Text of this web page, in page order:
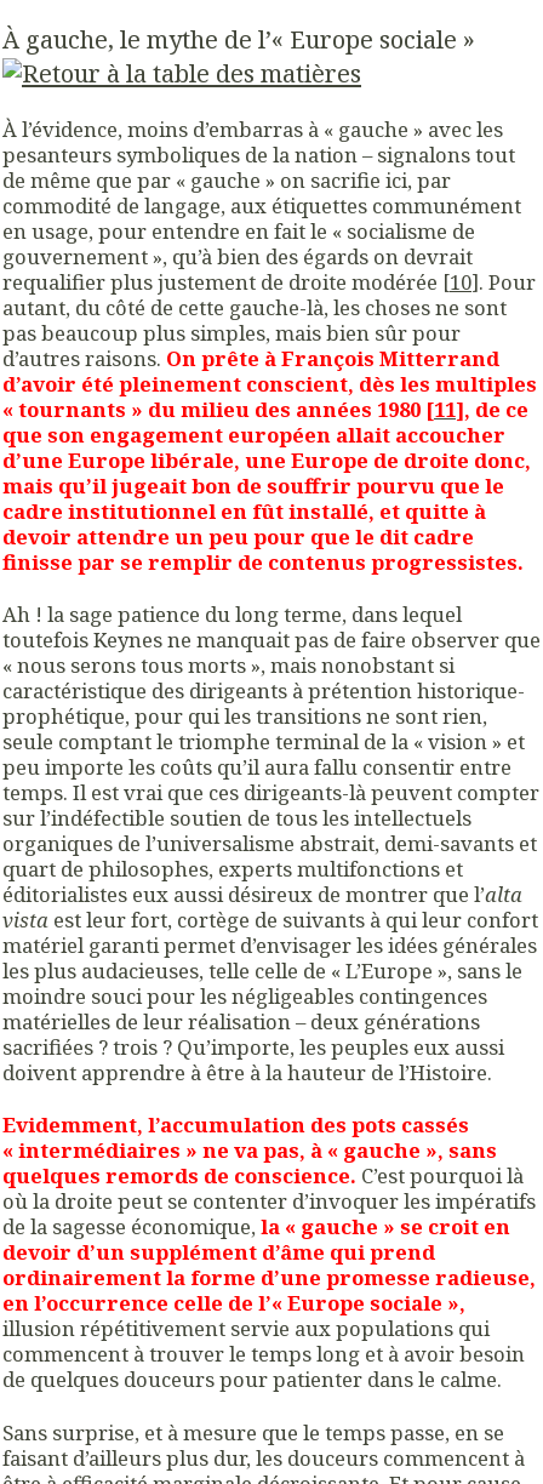
À gauche, le mythe de l’« Europe sociale »
À l’évidence, moins d’embarras à « gauche » avec les
pesanteurs symboliques de la nation – signalons tout
de même que par « gauche » on sacrifie ici, par
commodité de langage, aux étiquettes communément
en usage, pour entendre en fait le « socialisme de
gouvernement », qu’à bien des égards on devrait
requalifier plus justement de droite modérée [10]. Pour
autant, du côté de cette gauche-là, les choses ne sont
pas beaucoup plus simples, mais bien sûr pour
d’autres raisons. On prête à François Mitterrand
d’avoir été pleinement conscient, dès les multiples
« tournants » du milieu des années 1980 [11], de ce
que son engagement européen allait accoucher
d’une Europe libérale, une Europe de droite donc,
mais qu’il jugeait bon de souffrir pourvu que le
cadre institutionnel en fût installé, et quitte à
devoir attendre un peu pour que le dit cadre
finisse par se remplir de contenus progressistes.
Ah ! la sage patience du long terme, dans lequel
toutefois Keynes ne manquait pas de faire observer que
« nous serons tous morts », mais nonobstant si
caractéristique des dirigeants à prétention historique-
prophétique, pour qui les transitions ne sont rien,
seule comptant le triomphe terminal de la « vision » et
peu importe les coûts qu’il aura fallu consentir entre
temps. Il est vrai que ces dirigeants-là peuvent compter
sur l’indéfectible soutien de tous les intellectuels
organiques de l’universalisme abstrait, demi-savants et
quart de philosophes, experts multifonctions et
éditorialistes eux aussi désireux de montrer que l’alta
vista est leur fort, cortège de suivants à qui leur confort
matériel garanti permet d’envisager les idées générales
les plus audacieuses, telle celle de « L’Europe », sans le
moindre souci pour les négligeables contingences
matérielles de leur réalisation – deux générations
sacrifiées ? trois ? Qu’importe, les peuples eux aussi
doivent apprendre à être à la hauteur de l’Histoire.
Evidemment, l’accumulation des pots cassés
« intermédiaires » ne va pas, à « gauche », sans
quelques remords de conscience. C’est pourquoi là
où la droite peut se contenter d’invoquer les impératifs
de la sagesse économique,la « gauche » se croit en
devoir d’un supplément d’âme qui prend
ordinairement la forme d’une promesse radieuse,
en l’occurrence celle de l’« Europe sociale »,
illusion répétitivement servie aux populations qui
commencent à trouver le temps long et à avoir besoin
de quelques douceurs pour patienter dans le calme.
Sans surprise, et à mesure que le temps passe, en se
faisant d’ailleurs plus dur, les douceurs commencent à